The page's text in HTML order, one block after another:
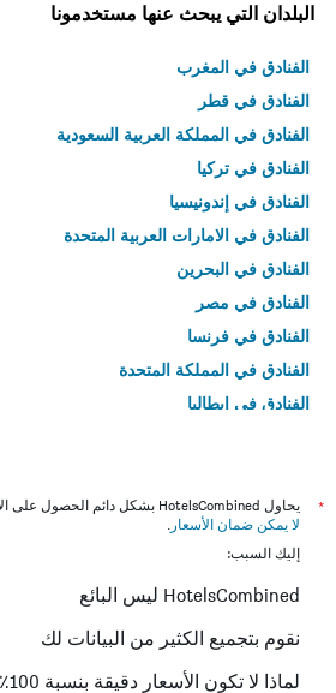
البلدان التي يبحث عنها مستخدمونا
الفنادق في المغرب
الفنادق في قطر
الفنادق في المملكة العربية السعودية
الفنادق في تركيا
الفنادق في إندونيسيا
الفنادق في الامارات العربية المتحدة
الفنادق في البحرين
الفنادق في مصر
الفنادق في فرنسا
الفنادق في المملكة المتحدة
الفنادق في إيطاليا
*
يحاول HotelsCombined بشكل دائم الحصول على الأسعار الدقيقة، ولكن
لا يمكن ضمان الأسعار .
إليك السبب:
HotelsCombined ليس البائع
نقوم بتجميع الكثير من البيانات لك
لماذا لا تكون الأسعار دقيقة بنسبة 100٪؟